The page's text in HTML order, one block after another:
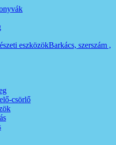
Barkács, szerszám ,
csörlő